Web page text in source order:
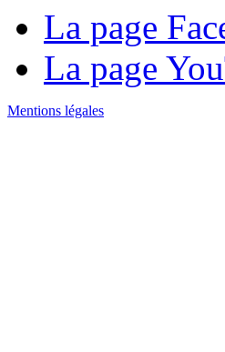
La page
La page
Mentions légales